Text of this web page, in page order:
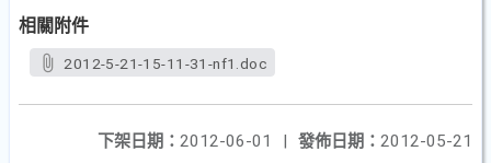
相關附件
2012-5-21-15-11-31-nf1.doc
發佈日期： 2012-05-21
下架日期： 2012-06-01
|